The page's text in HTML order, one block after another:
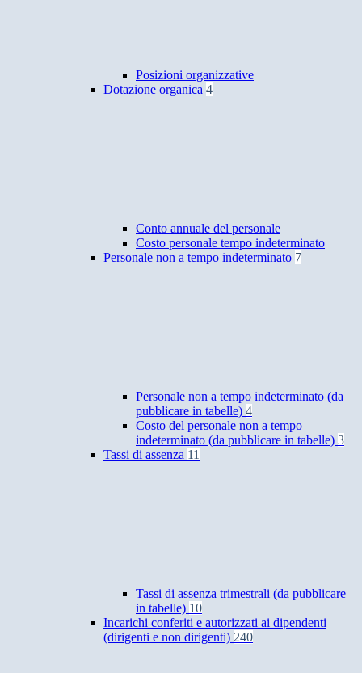
Posizioni organizzative
Dotazione organica 4
Conto annuale del personale
Costo personale tempo indeterminato
Personale non a tempo indeterminato 7
Personale non a tempo indeterminato (da
pubblicare in tabelle) 4
Costo del personale non a tempo
indeterminato (da pubblicare in tabelle) 3
Tassi di assenza 11
Tassi di assenza trimestrali (da pubblicare
in tabelle) 10
Incarichi conferiti e autorizzati ai dipendenti
(dirigenti e non dirigenti) 240